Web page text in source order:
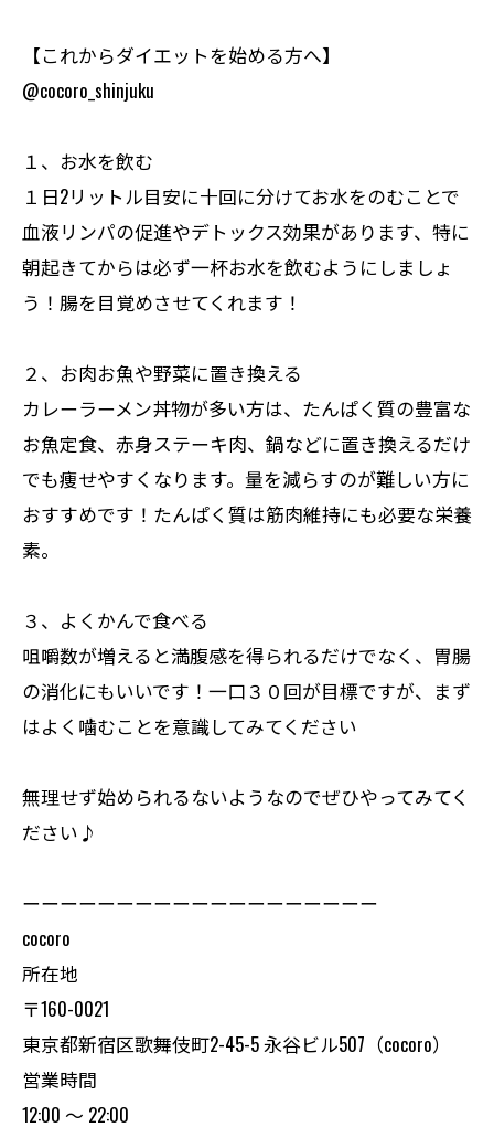
【これからダイエットを始める方へ】
@cocoro_shinjuku
１、お水を飲む
１日2リットル目安に十回に分けてお水をのむことで
血液リンパの促進やデトックス効果があります、特に
朝起きてからは必ず一杯お水を飲むようにしましょ
う！腸を目覚めさせてくれます！
２、お肉お魚や野菜に置き換える
カレーラーメン丼物が多い方は、たんぱく質の豊富な
お魚定食、赤身ステーキ肉、鍋などに置き換えるだけ
でも痩せやすくなります。量を減らすのが難しい方に
おすすめです！たんぱく質は筋肉維持にも必要な栄養
素。
３、よくかんで食べる
咀嚼数が増えると満腹感を得られるだけでなく、胃腸
の消化にもいいです！一口３０回が目標ですが、まず
はよく噛むことを意識してみてください
無理せず始められるないようなのでぜひやってみてく
ださい♪
ーーーーーーーーーーーーーーーーーーー
cocoro
所在地
〒160-0021
東京都新宿区歌舞伎町2-45-5 永谷ビル507（cocoro）
営業時間
12:00 〜 22:00